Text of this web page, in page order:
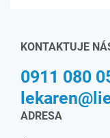
KONTAKTUJE
0911 080
ADRESA